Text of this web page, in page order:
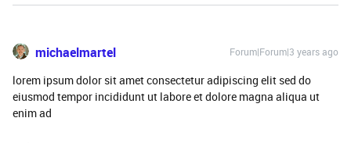
michaelmartel Forum|Forum|3 years ago
lorem ipsum dolor sit amet consectetur adipiscing elit sed do
eiusmod tempor incididunt ut labore et dolore magna aliqua ut
enim ad